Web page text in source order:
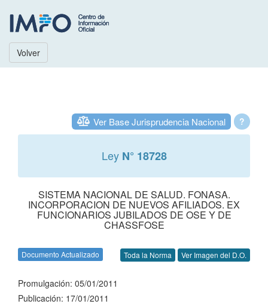
Volver
?
Ver Base Jurisprudencia Nacional
Ley N° 18728
SISTEMA NACIONAL DE SALUD. FONASA.
INCORPORACION DE NUEVOS AFILIADOS. EX
FUNCIONARIOS JUBILADOS DE OSE Y DE
CHASSFOSE
Documento Actualizado Toda la Norma Ver Imagen del D.O.
Promulgación: 05/01/2011
Publicación: 17/01/2011